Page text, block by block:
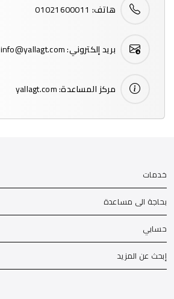
هاتف: 01021600011
بريد إلكتروني:info@yallagt.com
مركز المساعدة:yallagt.com
خدمات
بحاجة الى مساعدة
حسابي
إبحث عن المزيد